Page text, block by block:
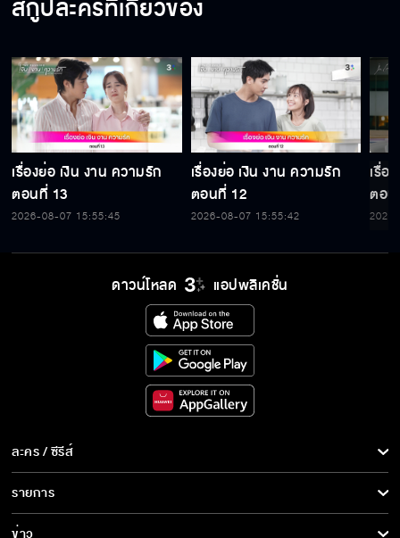
สกู๊ปละครที่เกี่ยวข้อง
เรื่องย่อ เงิน งาน ความรัก
ตอนที่ 13
2026-08-07 15:55:45
เรื่องย่อ เงิน งาน ความรัก
ตอนที่ 12
2026-08-07 15:55:42
เรื่อ
ตอ
ดาวน์โหลด แอปพลิเคชั่น
ละคร / ซีรีส์
ละคร/ซีรีส์
ซีรีส์นานาชาติ
รายการ
รายการทั้งหมด